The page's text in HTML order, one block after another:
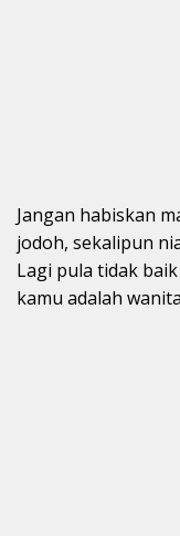
Jangan habiskan
jodoh, sekalipun
Lagi pula tidak
kamu adalah